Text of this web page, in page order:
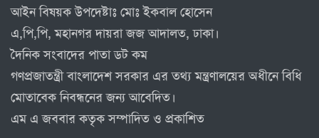
আইন বিষয়ক উপদেষ্টাঃ মোঃ ইকবাল হোসেন
এ,পি,পি, মহানগর দায়রা জজ আদালত, ঢাকা।
দৈনিক সংবাদের পাতা ডট কম
গণপ্রজাতন্ত্রী বাংলাদেশ সরকার এর তথ্য মন্ত্রণালয়ের অধীনে বিধি
মোতাবেক নিবন্ধনের জন্য আবেদিত।
এম এ জববার কতৃক সম্পাদিত ও প্রকাশিত